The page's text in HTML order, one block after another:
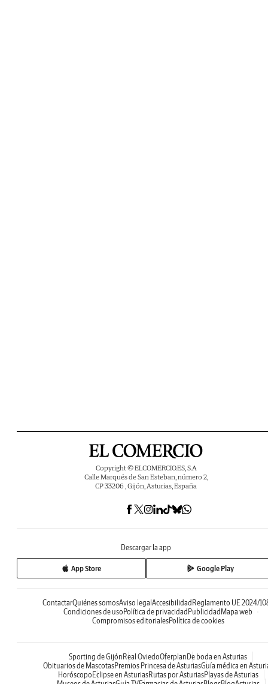
Copyright © ELCOMERCIO.ES, S.A
Calle Marqués de San Esteban, número 2,
CP 33206 , Gijón, Asturias, España
Descargar la app
App Store Google Play
ContactarQuiénes somosAviso legal Accesibilidad Reglamento UE 2024/
Condiciones de uso Política de privacidad Publicidad Mapa web
Compromisos editorialesPolítica de cookies
Sporting de Gijón Real OviedoOferplan De boda en Asturias
Obituarios de MascotasPremios Princesa de AsturiasGuía médica en
Horóscopo Eclipse en AsturiasRutas por AsturiasPlayas de Asturias